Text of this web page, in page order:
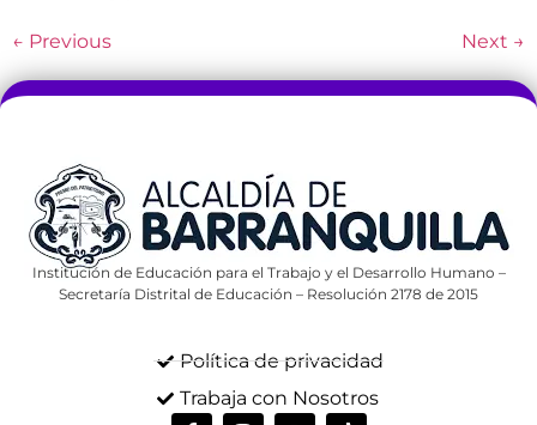
← Previous Next →
Institución de Educación para el Trabajo y el Desarrollo Humano –
Secretaría Distrital de Educación – Resolución 2178 de 2015
Política de privacidad
Trabaja con Nosotros